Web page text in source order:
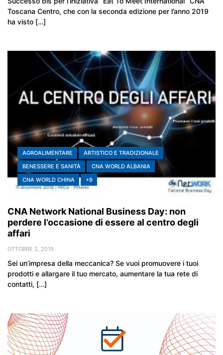
Toscana Centro, che con la seconda edizione per l’anno 2019
ha visto […]
AGROALIMENTARE
ARTISTICO E TRADIZIONALE
BENESSERE E SANITÀ
CNA WORLD ALBANIA
CNA WORLD CHINA
+9
CNA Network National Business Day: non
perdere l’occasione di essere al centro degli
affari
OTTOBRE 2, 2019
Sei un’impresa della meccanica? Se vuoi promuovere i tuoi
prodotti e allargare il tuo mercato, aumentare la tua rete di
contatti, […]